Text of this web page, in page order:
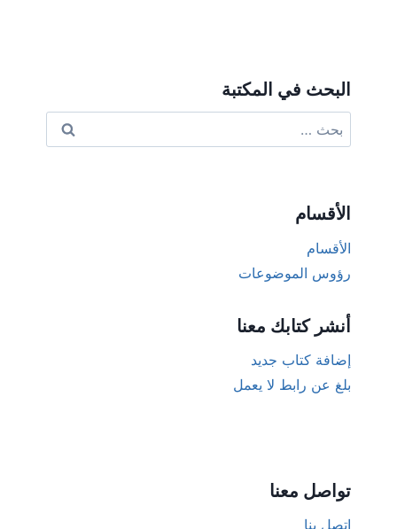
البحث في المكتبة
عن:
الأقسام
الأقسام
رؤوس الموضوعات
أنشر كتابك معنا
إضافة كتاب جديد
بلغ عن رابط لا يعمل
تواصل معنا
اتصل بنا